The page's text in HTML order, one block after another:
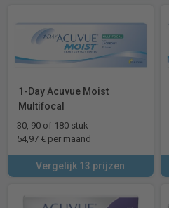
1-Day Acuvue Moist
Multifocal
30, 90 of 180 stuk
54,97 € per maand
Vergelijk 13 prijzen